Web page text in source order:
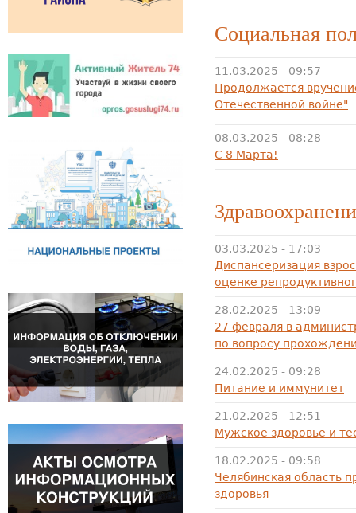
Социальная
11.03.2025 - 09:57
Продолжается
Отечественной войне"
08.03.2025 - 08:28
С 8 Марта!
03.03.2025 - 17:03
Диспансеризация
оценке
28.02.2025 - 13:09
27 февраля в
по вопросу
24.02.2025 - 09:28
Питание и иммунитет
21.02.2025 - 12:51
Мужское здоровье и
18.02.2025 - 09:58
Челябинская область
здоровья